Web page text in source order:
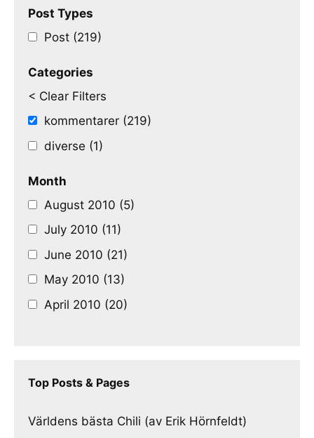
Post Types
Post (219)
Categories
< Clear Filters
kommentarer (219)
diverse (1)
Month
August 2010 (5)
July 2010 (11)
June 2010 (21)
May 2010 (13)
April 2010 (20)
Top Posts & Pages
Världens bästa Chili (av Erik Hörnfeldt)